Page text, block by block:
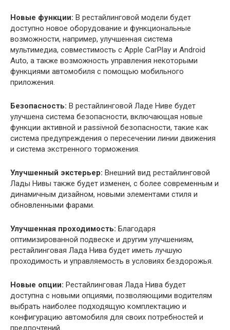
Новые функции: В рестайлинговой модели будет
доступно новое оборудование и функциональные
возможности, например, улучшенная система
мультимедиа, совместимость с Apple CarPlay и Android
Auto, а также возможность управления некоторыми
функциями автомобиля с помощью мобильного
приложения.
Безопасность: В рестайлинговой Ладе Ниве будет
улучшена система безопасности, включающая новые
функции активной и passivной безопасности, такие как
система предупреждения о пересечении линии движения
и система экстренного торможения.
Улучшенный экстерьер: Внешний вид рестайлинговой
Лады Нивы также будет изменен, с более современным и
динамичным дизайном, новыми элементами стиля и
обновленными фарами.
Улучшенная проходимость: Благодаря
оптимизированной подвеске и другим улучшениям,
рестайлинговая Лада Нива будет иметь лучшую
проходимость и управляемость в условиях бездорожья.
Новые опции: Рестайлинговая Лада Нива будет
доступна с новыми опциями, позволяющими водителям
выбрать наиболее подходящую комплектацию и
конфигурацию автомобиля для своих потребностей и
предпочтений.